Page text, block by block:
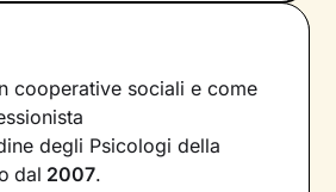
successive.
si attivano in maniera
chiave per innescare il
cooperative sociali e come
degli Psicologi della
dal 2007.